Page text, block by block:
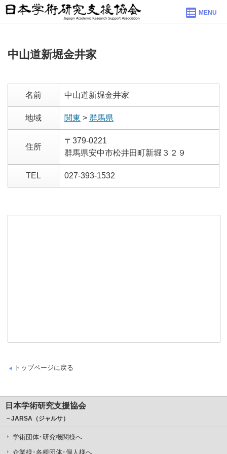
MENU
中山道新堀金井家
名前 中山道新堀金井家
地域 関東 > 群馬県
住所
〒379-0221
群馬県安中市松井田町新堀３２９
TEL 027-393-1532
トップページに戻る
日本学術研究支援協会
－JARSA（ジャルサ）
学術団体･研究機関様へ
企業様･各種団体･個人様へ